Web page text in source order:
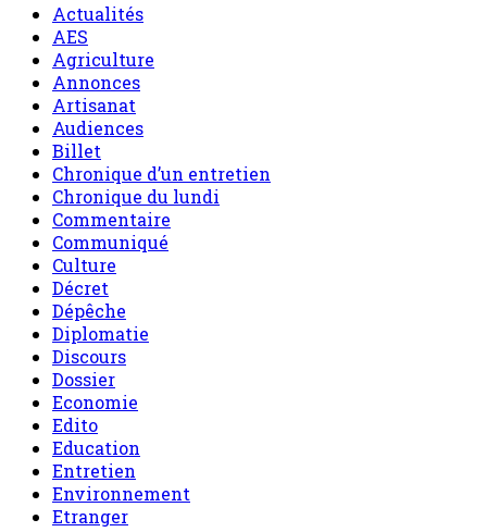
Actualités
AES
Agriculture
Annonces
Artisanat
Audiences
Billet
Chronique d’un entretien
Chronique du lundi
Commentaire
Communiqué
Culture
Décret
Dépêche
Diplomatie
Discours
Dossier
Economie
Edito
Education
Entretien
Environnement
Etranger